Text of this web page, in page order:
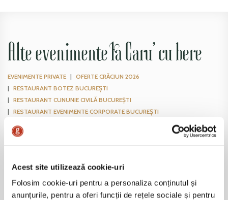
Acest site utilizează cookie-uri
Folosim cookie-uri pentru a personaliza conținutul și
anunțurile, pentru a oferi funcții de rețele sociale și pentru
Alte evenimente la Caru’ cu bere
EVENIMENTE PRIVATE
OFERTE CRĂCIUN 2026
RESTAURANT BOTEZ BUCUREȘTI
RESTAURANT CUNUNIE CIVILĂ BUCUREȘTI
RESTAURANT EVENIMENTE CORPORATE BUCUREȘTI
RESTAURANT NUNTĂ BUCUREȘTI
SUMMER MOMENTS
dănţuitori de pe la noi şi de peste mări şi ţări! Un loc mai vesel şi mai plin
de veselie şi petrecere nu zăbovi, pofteşte la Caru’ cu bere!